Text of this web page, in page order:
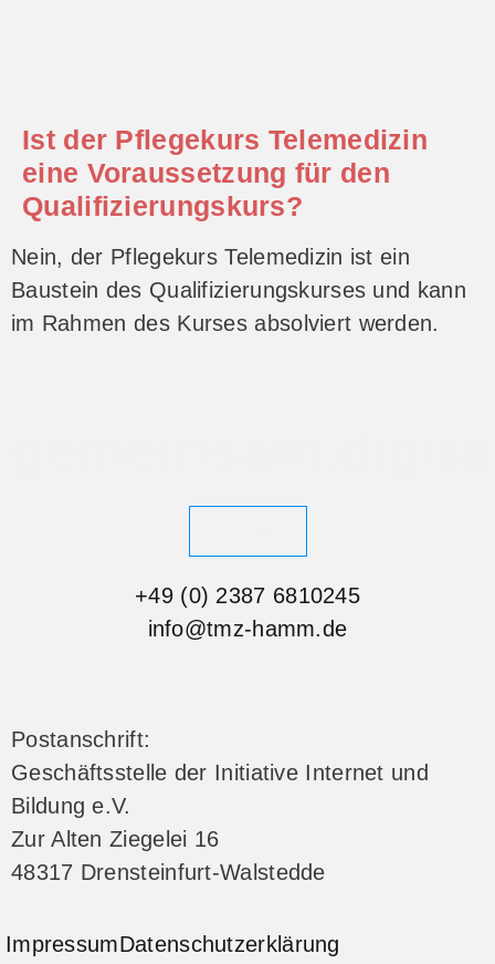
Ist der Pflegekurs Telemedizin
eine Voraussetzung für den
Qualifizierungskurs?
Nein, der Pflegekurs Telemedizin ist ein
Baustein des Qualifizierungskurses und kann
im Rahmen des Kurses absolviert werden.
+49 (0) 2387 6810245
info@tmz-hamm.de
Postanschrift:
Geschäftsstelle der Initiative Internet und
Bildung e.V.
Zur Alten Ziegelei 16
48317 Drensteinfurt-Walstedde
ImpressumDatenschutzerklärung